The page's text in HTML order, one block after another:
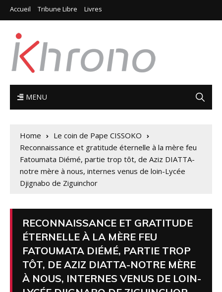
Accueil Tribune Libre Livres
MENU
Home
Le coin de Pape CISSOKO
Reconnaissance et gratitude éternelle à la mère feu
Fatoumata Diémé, partie trop tôt, de Aziz DIATTA-
notre mère à nous, internes venus de loin-Lycée
Djignabo de Ziguinchor
RECONNAISSANCE ET GRATITUDE
ÉTERNELLE À LA MÈRE FEU
FATOUMATA DIÉMÉ, PARTIE TROP
TÔT, DE AZIZ DIATTA-NOTRE MÈRE
À NOUS, INTERNES VENUS DE LOIN-